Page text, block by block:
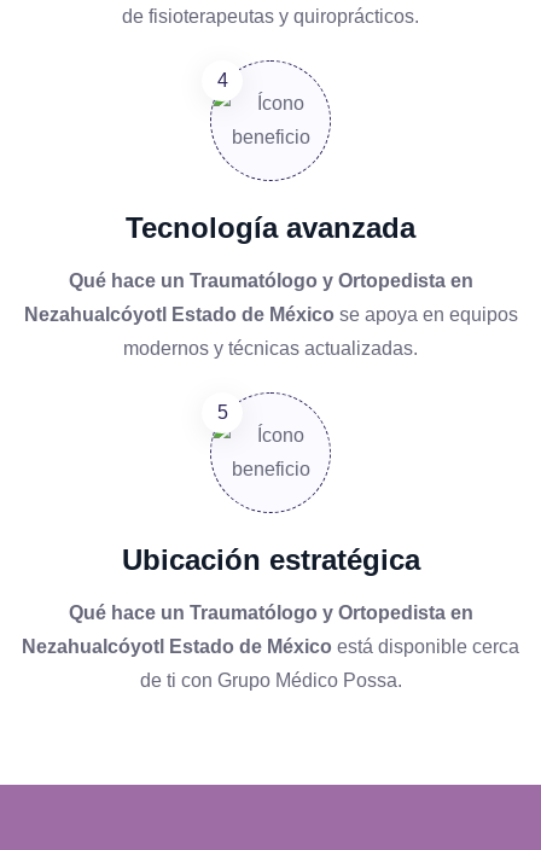
de fisioterapeutas y quiroprácticos.
Tecnología avanzada
Qué hace un Traumatólogo y Ortopedista en
Nezahualcóyotl Estado de México se apoya en equipos
modernos y técnicas actualizadas.
Ubicación estratégica
Qué hace un Traumatólogo y Ortopedista en
Nezahualcóyotl Estado de México está disponible cerca
de ti con Grupo Médico Possa.